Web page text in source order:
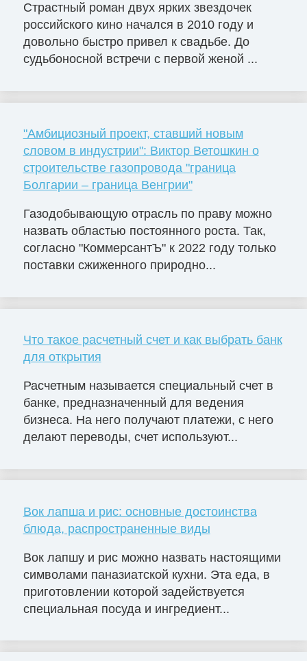
Страстный роман двух ярких звездочек
российского кино начался в 2010 году и
довольно быстро привел к свадьбе. До
судьбоносной встречи с первой женой ...
"Амбициозный проект, ставший новым
словом в индустрии": Виктор Ветошкин о
строительстве газопровода "граница
Болгарии – граница Венгрии"
Газодобывающую отрасль по праву можно
назвать областью постоянного роста. Так,
согласно "КоммерсантЪ" к 2022 году только
поставки сжиженного природно...
Что такое расчетный счет и как выбрать банк
для открытия
Расчетным называется специальный счет в
банке, предназначенный для ведения
бизнеса. На него получают платежи, с него
делают переводы, счет используют...
Вок лапша и рис: основные достоинства
блюда, распространенные виды
Вок лапшу и рис можно назвать настоящими
символами паназиатской кухни. Эта еда, в
приготовлении которой задействуется
специальная посуда и ингредиент...